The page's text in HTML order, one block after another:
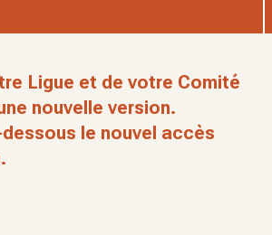
Ligue et de votre Comité
nouvelle version.
le nouvel accès